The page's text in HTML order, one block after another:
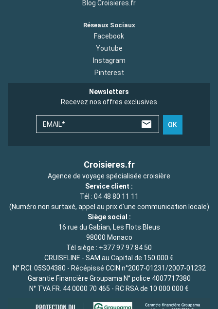
Blog Croisieres.fr
Réseaux Sociaux
Facebook
Youtube
Instagram
Pinterest
Newsletters
Recevez nos offres exclusives
EMAIL* OK
Croisieres.fr
Agence de voyage spécialisée croisière
Service client :
Tél : 04 48 80 11 11
(Numéro non surtaxé, appel au prix d'une communication locale)
Siège social :
16 rue du Gabian, Les Flots Bleus
98000 Monaco
Tél siège : +377 97 97 84 50
CRUISELINE - SAM au Capital de 150 000 €
N° RCI: 05S04380 - Récépissé CCIN n°2007-01231/2007-01232
Garantie Financière Groupama N° police 4007717380
N° TVA FR. 44 0000 70 465 - RC RSA de 10 000 000 €